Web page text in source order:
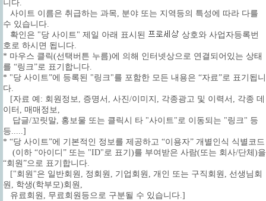
니다.
사이트 이름은 취급하는 과목, 분야 또는 지역등의 특성에 따라 다를
수 있습니다.
확인은 "당 사이트" 제일 아래 표시된
상호와 사업자등록번
호로 하시면 됩니다.
* 마우스 클릭(선택버튼 누름)에 의해 인터넷상으로 연결되어있는 상태
를 “링크”로 표기합니다.
* "당 사이트”에 등록된 "링크"를 포함한 모든 내용은 “자료”로 표기됩니
다.
[자료 예: 회원정보, 증명서, 사진/이미지, 각종광고 및 이력서, 각종 데
이터, 매매정보,
답글/꼬릿말, 홍보물 또는 클릭시 타 "사이트"로 이동되는 "링크" 등
등.....]
* “당 사이트”에 기본적인 정보를 제공하고 “이용자” 개별인식 식별코드
(이하 “아이디” 또는 "ID"로 표기)를 부여받은 사람(또는 회사/단체)을
“회원”으로 표기합니다.
["회원"은 일반회원, 정회원, 기업회원, 개인 또는 구직회원, 선생님회
원, 학생(학부모)회원,
유료회원, 무료회원등으로 구분될 수 있습니다.]